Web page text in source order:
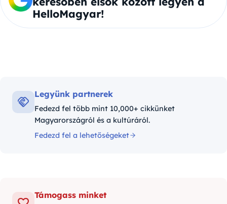
HelloMagyar!
Legyünk partnerek
Fedezd fel több mint 10,000+ cikkünket
Magyarországról és a kultúráról.
Fedezd fel a lehetőségeket
Támogass minket